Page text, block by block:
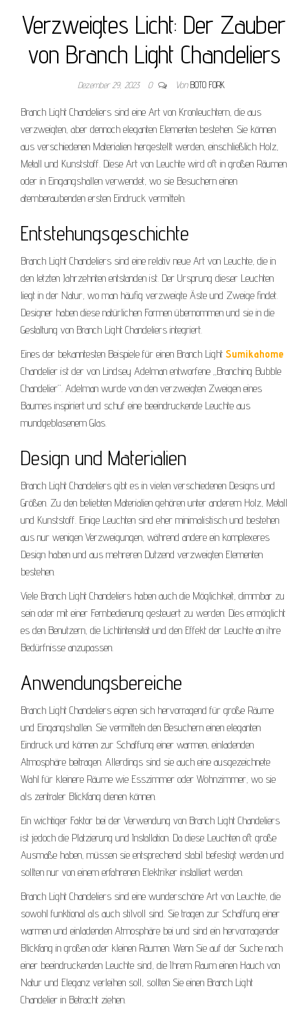
Verzweigtes Licht: Der Zauber
von Branch Light Chandeliers
Dezember 29, 2023 0 Von BOTO FORK
Branch Light Chandeliers sind eine Art von Kronleuchtern, die aus
verzweigten, aber dennoch eleganten Elementen bestehen. Sie können
aus verschiedenen Materialien hergestellt werden, einschließlich Holz,
Metall und Kunststoff. Diese Art von Leuchte wird oft in großen Räumen
oder in Eingangshallen verwendet, wo sie Besuchern einen
atemberaubenden ersten Eindruck vermitteln.
Entstehungsgeschichte
Branch Light Chandeliers sind eine relativ neue Art von Leuchte, die in
den letzten Jahrzehnten entstanden ist. Der Ursprung dieser Leuchten
liegt in der Natur, wo man häufig verzweigte Äste und Zweige findet.
Designer haben diese natürlichen Formen übernommen und sie in die
Gestaltung von Branch Light Chandeliers integriert.
Eines der bekanntesten Beispiele für einen Branch Light Sumikahome
Chandelier ist der von Lindsey Adelman entworfene „Branching Bubble
Chandelier“. Adelman wurde von den verzweigten Zweigen eines
Baumes inspiriert und schuf eine beeindruckende Leuchte aus
mundgeblasenem Glas.
Design und Materialien
Branch Light Chandeliers gibt es in vielen verschiedenen Designs und
Größen. Zu den beliebten Materialien gehören unter anderem Holz, Metall
und Kunststoff. Einige Leuchten sind eher minimalistisch und bestehen
aus nur wenigen Verzweigungen, während andere ein komplexeres
Design haben und aus mehreren Dutzend verzweigten Elementen
bestehen.
Viele Branch Light Chandeliers haben auch die Möglichkeit, dimmbar zu
sein oder mit einer Fernbedienung gesteuert zu werden. Dies ermöglicht
es den Benutzern, die Lichtintensität und den Effekt der Leuchte an ihre
Bedürfnisse anzupassen.
Anwendungsbereiche
Branch Light Chandeliers eignen sich hervorragend für große Räume
und Eingangshallen. Sie vermitteln den Besuchern einen eleganten
Eindruck und können zur Schaffung einer warmen, einladenden
Atmosphäre beitragen. Allerdings sind sie auch eine ausgezeichnete
Wahl für kleinere Räume wie Esszimmer oder Wohnzimmer, wo sie
als zentraler Blickfang dienen können.
Ein wichtiger Faktor bei der Verwendung von Branch Light Chandeliers
ist jedoch die Platzierung und Installation. Da diese Leuchten oft große
Ausmaße haben, müssen sie entsprechend stabil befestigt werden und
sollten nur von einem erfahrenen Elektriker installiert werden.
Branch Light Chandeliers sind eine wunderschöne Art von Leuchte, die
sowohl funktional als auch stilvoll sind. Sie tragen zur Schaffung einer
warmen und einladenden Atmosphäre bei und sind ein hervorragender
Blickfang in großen oder kleinen Räumen. Wenn Sie auf der Suche nach
einer beeindruckenden Leuchte sind, die Ihrem Raum einen Hauch von
Natur und Eleganz verleihen soll, sollten Sie einen Branch Light
Chandelier in Betracht ziehen.